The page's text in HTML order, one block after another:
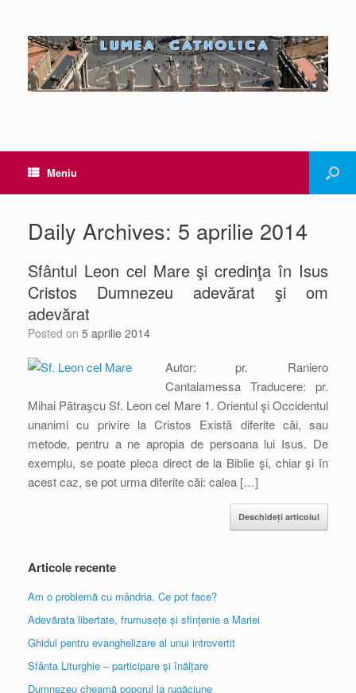
Meniu
Daily Archives: 5 aprilie 2014
Sfântul Leon cel Mare şi credinţa în Isus
Cristos Dumnezeu adevărat şi om
adevărat
Posted on 5 aprilie 2014
Autor: pr. Raniero
Cantalamessa Traducere: pr.
Mihai Pătraşcu Sf. Leon cel Mare 1. Orientul şi Occidentul
unanimi cu privire la Cristos Există diferite căi, sau
metode, pentru a ne apropia de persoana lui Isus. De
exemplu, se poate pleca direct de la Biblie şi, chiar şi în
acest caz, se pot urma diferite căi: calea […]
Deschideți articolul
Articole recente
Am o problemă cu mândria. Ce pot face?
Adevărata libertate, frumusețe și sfințenie a Mariei
Ghidul pentru evanghelizare al unui introvertit
Sfânta Liturghie – participare și înălțare
Dumnezeu cheamă poporul la rugăciune